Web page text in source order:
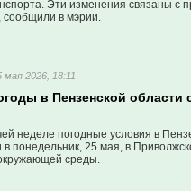
Эти изменения связаны с
сообщили в мэрии.
мая 2026, 18:11
в Пензенской области
неделе погодные условия в
понедельник, 25 мая, в
среды.